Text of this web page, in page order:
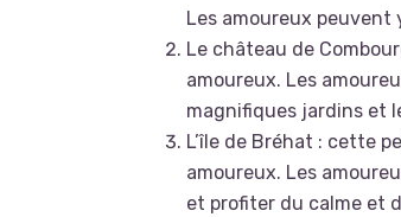
Les amoureux
Le château de
amoureux. Les
magnifiques jardins et
L’île de Bréhat : cette
amoureux. Les
et profiter du calme et